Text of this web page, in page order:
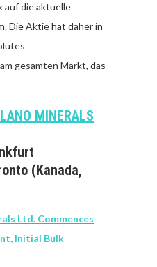
auf die aktuelle
Die Aktie hat daher in
gesamten Markt, das
MINERALS
(Kanada,
Ltd. Commences
Initial Bulk